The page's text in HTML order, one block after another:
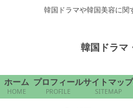
韓国ドラマや韓国美容に関
韓国ドラマ
ホーム
HOME
プロフィール
PROFILE
サイトマップ
SITEMAP